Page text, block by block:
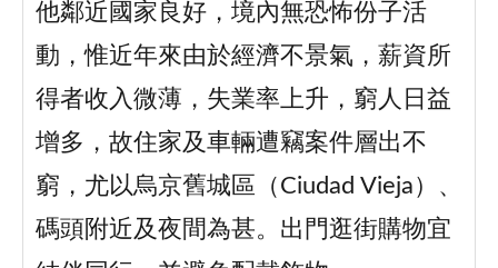
他鄰近國家良好，境內無恐怖份子活
動，惟近年來由於經濟不景氣，薪資所
得者收入微薄，失業率上升，窮人日益
增多，故住家及車輛遭竊案件層出不
窮，尤以烏京舊城區（Ciudad Vieja）、
碼頭附近及夜間為甚。出門逛街購物宜